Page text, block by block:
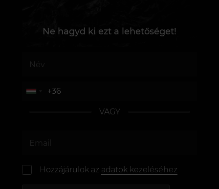
Ne hagyd ki ezt a lehetőséget!
VAGY
Hozzájárulok az adatok kezeléséhez